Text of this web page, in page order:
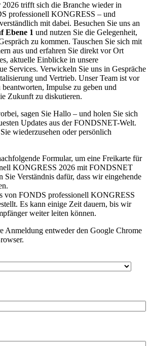
2026 trifft sich die Branche wieder in
professionell KONGRESS – und
mit dabei. Besuchen Sie uns an
Ebene 1 und nutzen Sie die Gelegenheit,
zu kommen. Tauschen Sie sich mit
aus und erfahren Sie direkt vor Ort
aktuelle Einblicke in unsere
Services. Verwickeln Sie uns in Gespräche
und Vertrieb. Unser Team ist vor
Impulse zu geben und
Zukunft zu diskutieren.
sagen Sie Hallo – und holen Sie sich
Updates aus der FONDSNET-Welt.
wiederzusehen oder persönlich
Formular, um eine Freikarte für
KONGRESS 2026 mit FONDSNET
Sie Verständnis dafür, dass wir eingehende
von FONDS professionell KONGRESS
Es kann einige Zeit dauern, bis wir
weiter leiten können.
Anmeldung entweder den Google Chrome